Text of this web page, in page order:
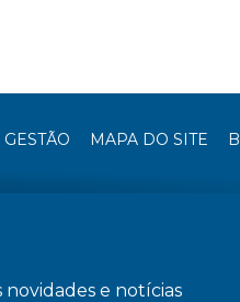
GESTÃO MAPA DO SITE
e notícias